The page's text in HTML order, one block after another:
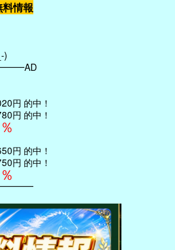
料情報
)
円 的中！
円 的中！
円 的中！
円 的中！